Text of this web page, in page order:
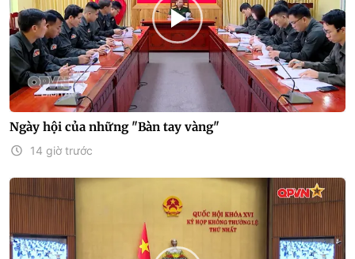
Ngày hội của những "Bàn tay vàng"
14 giờ trước